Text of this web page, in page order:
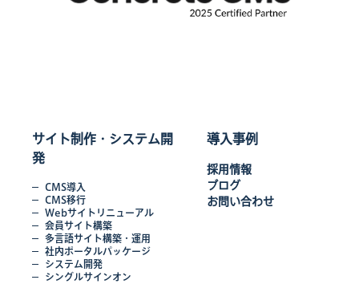
サイト制作・システム開
発
CMS導入
CMS移行
Webサイトリニューアル
会員サイト構築
多言語サイト構築・運用
社内ポータルパッケージ
システム開発
シングルサインオン
導入事例
採用情報
ブログ
お問い合わせ